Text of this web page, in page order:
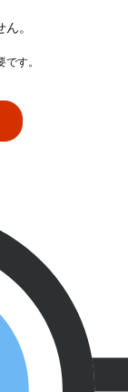
。
です。